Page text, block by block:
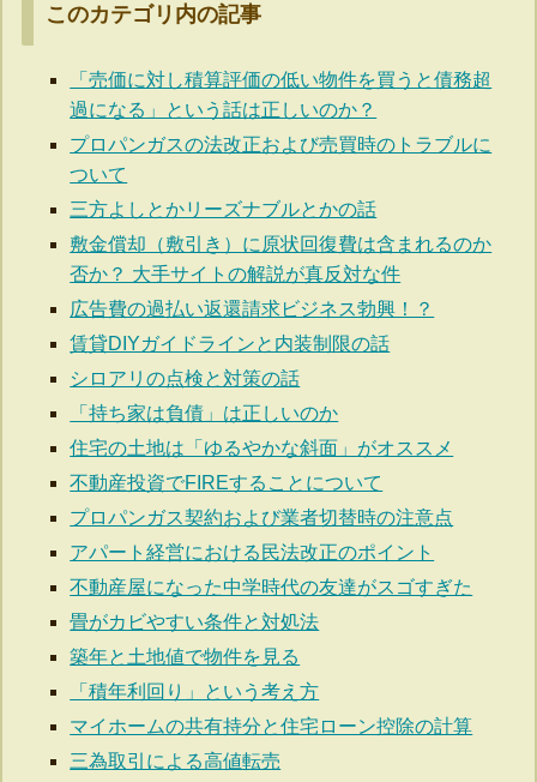
このカテゴリ内の記事
「売価に対し積算評価の低い物件を買うと債務超
過になる」という話は正しいのか？
プロパンガスの法改正および売買時のトラブルに
ついて
三方よしとかリーズナブルとかの話
敷金償却（敷引き）に原状回復費は含まれるのか
否か？ 大手サイトの解説が真反対な件
広告費の過払い返還請求ビジネス勃興！？
賃貸DIYガイドラインと内装制限の話
シロアリの点検と対策の話
「持ち家は負債」は正しいのか
住宅の土地は「ゆるやかな斜面」がオススメ
不動産投資でFIREすることについて
プロパンガス契約および業者切替時の注意点
アパート経営における民法改正のポイント
不動産屋になった中学時代の友達がスゴすぎた
畳がカビやすい条件と対処法
築年と土地値で物件を見る
「積年利回り」という考え方
マイホームの共有持分と住宅ローン控除の計算
三為取引による高値転売